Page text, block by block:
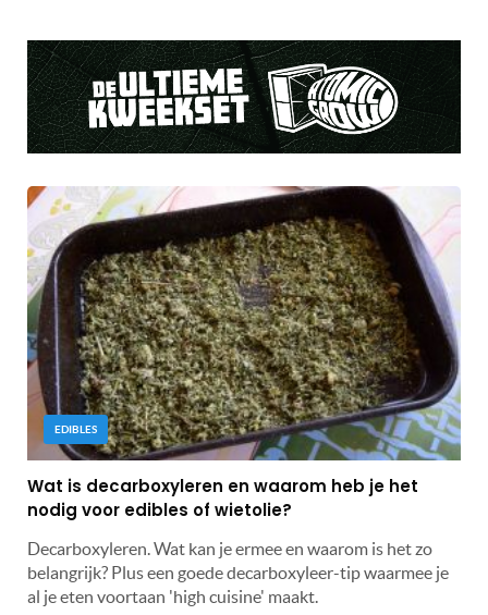
EDIBLES
Wat is decarboxyleren en waarom heb je het
nodig voor edibles of wietolie?
Decarboxyleren. Wat kan je ermee en waarom is het zo
belangrijk? Plus een goede decarboxyleer-tip waarmee je
al je eten voortaan 'high cuisine' maakt.